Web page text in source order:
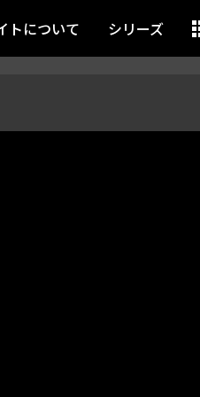
トについて シリーズ